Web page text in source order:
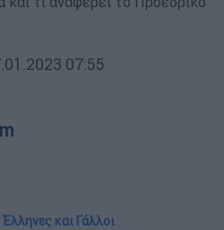
07:55
και Γάλλοι